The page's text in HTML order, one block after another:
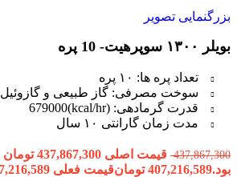
بزرگنمایی تصویر
بویلر ۱۳۰۰ سوپرهیت- 10 پره
تعداد پره ها: ۱۰ پره
سوخت مصرفی: گاز طبیعی و گازوئیل
قدرت گرمادهی: (kcal/hr)679000
مدت زمان گارانتی ۱۰ سال
437,867,300
قیمت اصلی 437,867,300 تومان
بود.407,216,589 تومانقیمت فعلی 407,216,589 تومان است.